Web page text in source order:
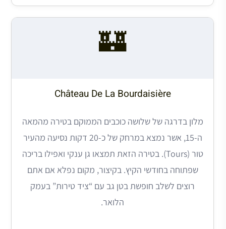
🏰
Château De La Bourdaisière
מלון בדרגה של שלושה כוכבים הממוקם בטירה מהמאה
ה-15, אשר נמצא במרחק של כ-20 דקות נסיעה מהעיר
טור (Tours). בטירה הזאת תמצאו גן ענקי ואפילו בריכה
שפתוחה בחודשי הקיץ. בקיצור, מקום נפלא אם אתם
רוצים לשלב חופשת בטן גב עם “ציד טירות” בעמק
הלואר.